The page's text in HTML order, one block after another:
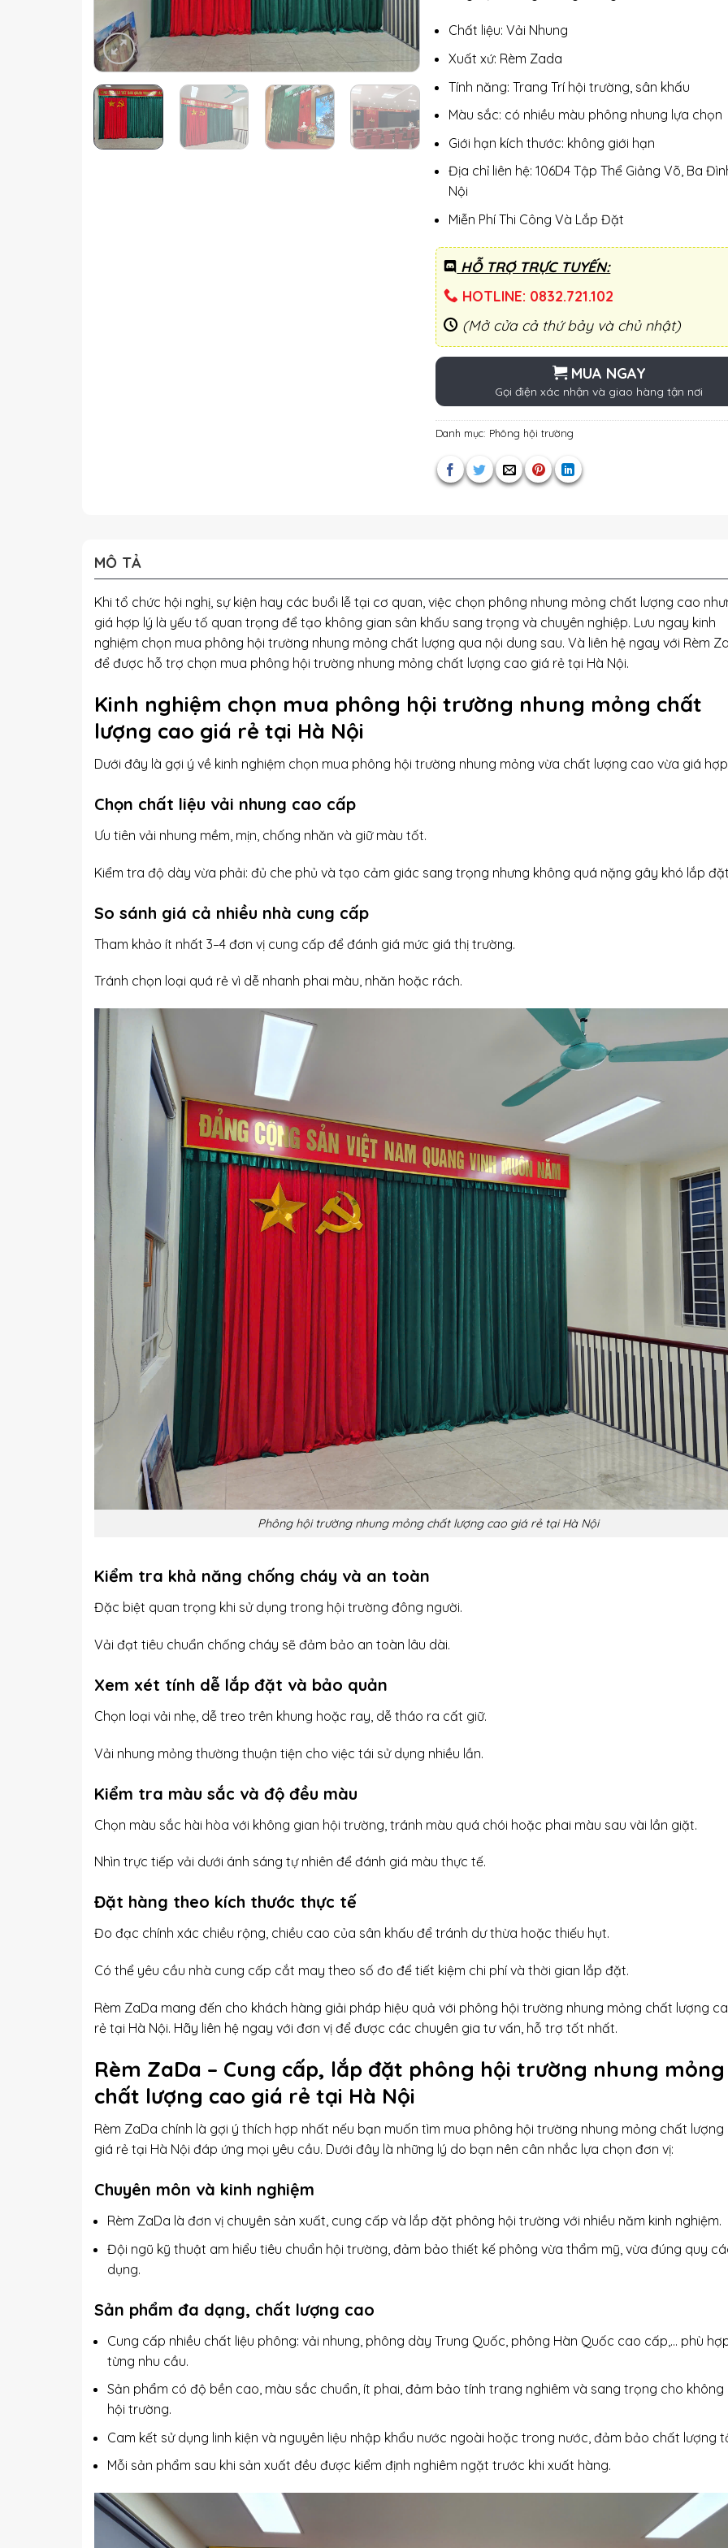
Chất liệu: Vải Nhung
Xuất xứ: Rèm Zada
Tính năng: Trang Trí hội trường, sân khấu
Màu sắc: có nhiều màu phông nhung lựa chọn
Giới hạn kích thước: không giới hạn
Địa chỉ liên hệ: 106D4 Tập Thể Giảng Võ, Ba
Nội
Miễn Phí Thi Công Và Lắp Đặt
HỖ TRỢ TRỰC TUYẾN:
HOTLINE: 0832.721.102
(Mở cửa cả thứ bảy và chủ nhật)
MUA NGAY
Gọi điện xác nhận và giao hàng tận nơi
Danh mục: Phông hội trường
MÔ TẢ
Khi tổ chức hội nghị, sự kiện hay các buổi lễ tại cơ quan, việc chọn phông nhung mỏng chất lượng cao
giá hợp lý là yếu tố quan trọng để tạo không gian sân khấu sang trọng và chuyên nghiệp. Lưu ngay kinh
nghiệm chọn mua phông hội trường nhung mỏng chất lượng qua nội dung sau. Và liên hệ ngay với Rèm
để được hỗ trợ chọn mua phông hội trường nhung mỏng chất lượng cao giá rẻ tại Hà Nội.
Kinh nghiệm chọn mua phông hội trường nhung mỏng chất
lượng cao giá rẻ tại Hà Nội
Dưới đây là gợi ý về kinh nghiệm chọn mua phông hội trường nhung mỏng vừa chất lượng cao vừa giá
Chọn chất liệu vải nhung cao cấp
Ưu tiên vải nhung mềm, mịn, chống nhăn và giữ màu tốt.
Kiểm tra độ dày vừa phải: đủ che phủ và tạo cảm giác sang trọng nhưng không quá nặng gây khó lắp
So sánh giá cả nhiều nhà cung cấp
Tham khảo ít nhất 3–4 đơn vị cung cấp để đánh giá mức giá thị trường.
Tránh chọn loại quá rẻ vì dễ nhanh phai màu, nhăn hoặc rách.
Phông hội trường nhung mỏng chất lượng cao giá rẻ tại Hà Nội
Kiểm tra khả năng chống cháy và an toàn
Đặc biệt quan trọng khi sử dụng trong hội trường đông người.
Vải đạt tiêu chuẩn chống cháy sẽ đảm bảo an toàn lâu dài.
Xem xét tính dễ lắp đặt và bảo quản
Chọn loại vải nhẹ, dễ treo trên khung hoặc ray, dễ tháo ra cất giữ.
Vải nhung mỏng thường thuận tiện cho việc tái sử dụng nhiều lần.
Kiểm tra màu sắc và độ đều màu
Chọn màu sắc hài hòa với không gian hội trường, tránh màu quá chói hoặc phai màu sau vài lần giặt.
Nhìn trực tiếp vải dưới ánh sáng tự nhiên để đánh giá màu thực tế.
Đặt hàng theo kích thước thực tế
Đo đạc chính xác chiều rộng, chiều cao của sân khấu để tránh dư thừa hoặc thiếu hụt.
Có thể yêu cầu nhà cung cấp cắt may theo số đo để tiết kiệm chi phí và thời gian lắp đặt.
Rèm ZaDa mang đến cho khách hàng giải pháp hiệu quả với phông hội trường nhung mỏng chất lượng
rẻ tại Hà Nội. Hãy liên hệ ngay với đơn vị để được các chuyên gia tư vấn, hỗ trợ tốt nhất.
Rèm ZaDa – Cung cấp, lắp đặt phông hội trường nhung mỏng
chất lượng cao giá rẻ tại Hà Nội
Rèm ZaDa chính là gợi ý thích hợp nhất nếu bạn muốn tìm mua phông hội trường nhung mỏng chất lượng
giá rẻ tại Hà Nội đáp ứng mọi yêu cầu. Dưới đây là những lý do bạn nên cân nhắc lựa chọn đơn vị:
Chuyên môn và kinh nghiệm
Rèm ZaDa là đơn vị chuyên sản xuất, cung cấp và lắp đặt phông hội trường với nhiều năm kinh nghiệm.
Đội ngũ kỹ thuật am hiểu tiêu chuẩn hội trường, đảm bảo thiết kế phông vừa thẩm mỹ, vừa đúng quy
dụng.
Sản phẩm đa dạng, chất lượng cao
Cung cấp nhiều chất liệu phông: vải nhung, phông dày Trung Quốc, phông Hàn Quốc cao cấp,… phù
từng nhu cầu.
Sản phẩm có độ bền cao, màu sắc chuẩn, ít phai, đảm bảo tính trang nghiêm và sang trọng cho không
hội trường.
Cam kết sử dụng linh kiện và nguyên liệu nhập khẩu nước ngoài hoặc trong nước, đảm bảo chất lượng
Mỗi sản phẩm sau khi sản xuất đều được kiểm định nghiêm ngặt trước khi xuất hàng.